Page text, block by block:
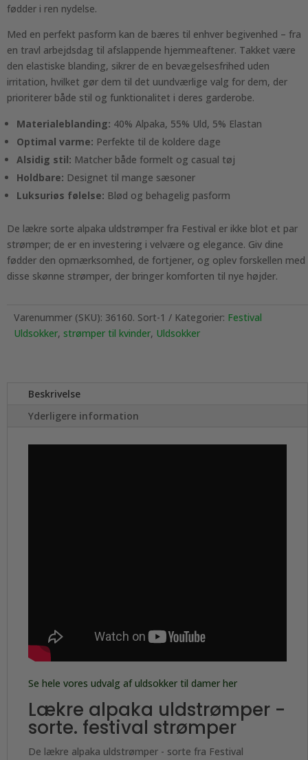
fødder i ren nydelse.
Med en perfekt pasform kan de bæres til enhver begivenhed – fra
en travl arbejdsdag til afslappende hjemmeaftener. Takket være
den elastiske blanding, sikrer de en bevægelsesfrihed uden
irritation, hvilket gør dem til det uundværlige valg for dem, der
prioriterer både stil og funktionalitet i deres garderobe.
Materialeblanding: 40% Alpaka, 55% Uld, 5% Elastan
Optimal varme: Perfekte til de koldere dage
Alsidig stil: Matcher både formelt og casual tøj
Holdbare: Designet til mange sæsoner
Luksuriøs følelse: Blød og behagelig pasform
De lækre sorte alpaka uldstrømper fra Festival er ikke blot et par
strømper; de er en investering i velvære og elegance. Giv dine
fødder den opmærksomhed, de fortjener, og oplev forskellen med
disse skønne strømper, der bringer komforten til nye højder.
Varenummer (SKU): 36160. Sort-1 Kategorier: Festival
Uldsokker, strømper til kvinder, Uldsokker
Beskrivelse
Yderligere information
Se hele vores udvalg af uldsokker til damer her
Lækre alpaka uldstrømper -
sorte. festival strømper
De lækre alpaka uldstrømper - sorte fra Festival